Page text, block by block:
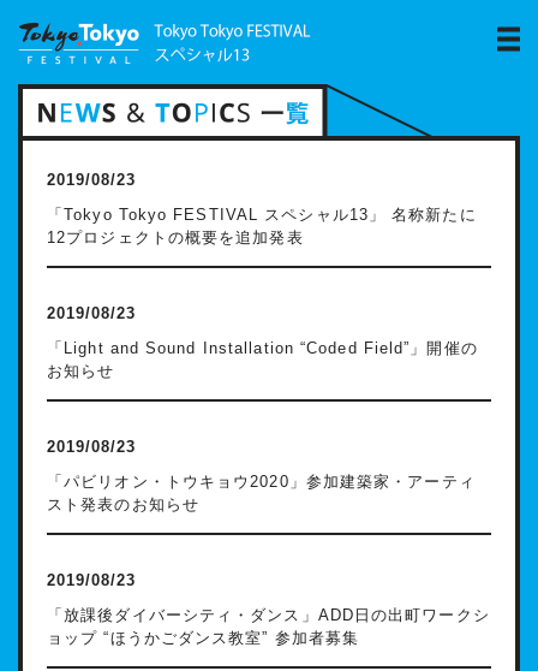
2019/08/23
「Tokyo Tokyo FESTIVAL スペシャル13」 名称新たに
12プロジェクトの概要を追加発表
2019/08/23
「Light and Sound Installation “Coded Field”」開催の
お知らせ
2019/08/23
「パビリオン・トウキョウ2020」参加建築家・アーティ
スト発表のお知らせ
2019/08/23
「放課後ダイバーシティ・ダンス」ADD日の出町ワークシ
ョップ “ほうかごダンス教室” 参加者募集